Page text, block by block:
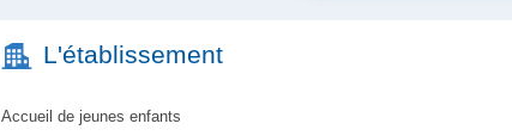
L'établissement
Accueil de jeunes enfants